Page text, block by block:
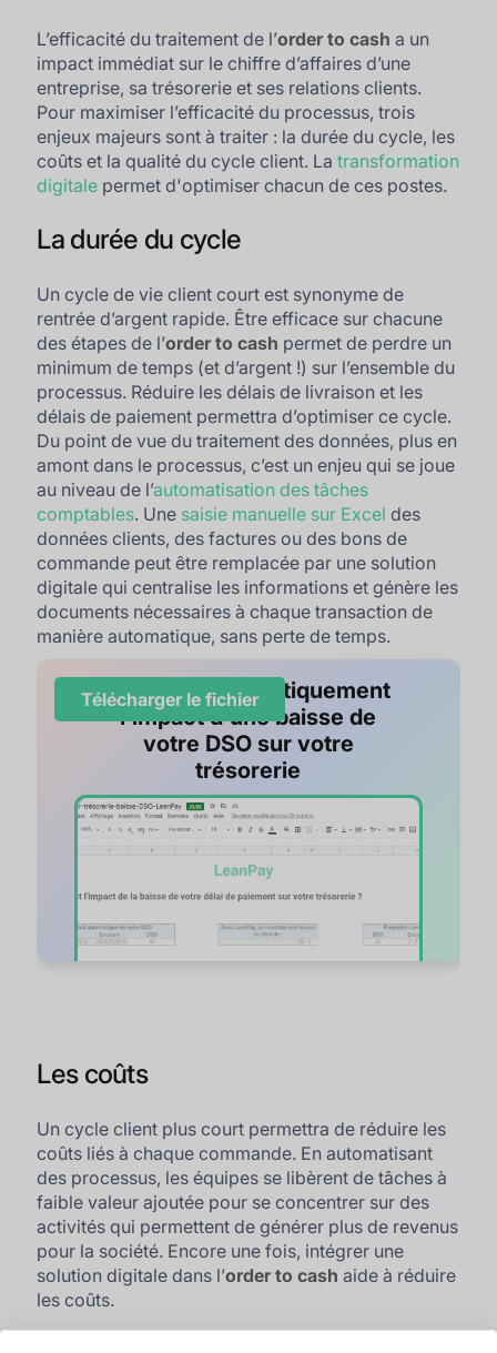
L’efficacité du traitement de l’order to cash a un
impact immédiat sur le chiffre d’affaires d’une
entreprise, sa trésorerie et ses relations clients.
Pour maximiser l’efficacité du processus, trois
enjeux majeurs sont à traiter : la durée du cycle, les
coûts et la qualité du cycle client. Latransformation
digitale permet d'optimiser chacun de ces postes.
La durée du cycle
Un cycle de vie client court est synonyme de
rentrée d’argent rapide. Être efficace sur chacune
des étapes de l’order to cash permet de perdre un
minimum de temps (et d’argent !) sur l’ensemble du
processus. Réduire les délais de livraison et les
délais de paiement permettra d’optimiser ce cycle.
Du point de vue du traitement des données, plus en
amont dans le processus, c’est un enjeu qui se joue
au niveau de l’automatisation des tâches
comptables. Une saisie manuelle sur Excel des
données clients, des factures ou des bons de
commande peut être remplacée par une solution
digitale qui centralise les informations et génère les
documents nécessaires à chaque transaction de
manière automatique, sans perte de temps.
Calculez automatiquement
l'impact d'une baisse de
votre DSO sur votre
trésorerie
Télécharger le fichier
Les coûts
Un cycle client plus court permettra de réduire les
coûts liés à chaque commande. En automatisant
des processus, les équipes se libèrent de tâches à
faible valeur ajoutée pour se concentrer sur des
activités qui permettent de générer plus de revenus
pour la société. Encore une fois, intégrer une
solution digitale dans l’order to cash aide à réduire
les coûts.